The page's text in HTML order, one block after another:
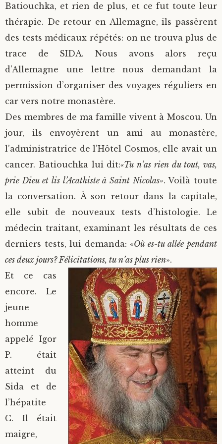
Batiouchka, et rien de plus, et ce fut toute leur
thérapie. De retour en Allemagne, ils passèrent
des tests médicaux répétés: on ne trouva plus de
trace de SIDA. Nous avons alors reçu
d’Allemagne une lettre nous demandant la
permission d’organiser des voyages réguliers en
car vers notre monastère.
Des membres de ma famille vivent à Moscou. Un
jour, ils envoyèrent un ami au monastère,
l’administratrice de l’Hôtel Cosmos, elle avait un
cancer. Batiouchka lui dit:«Tu n’as rien du tout, vas,
prie Dieu et lis l’Acathiste à Saint Nicolas». Voilà toute
la conversation. À son retour dans la capitale,
elle subit de nouveaux tests d’histologie. Le
médecin traitant, examinant les résultats de ces
derniers tests, lui demanda: «Où es-tu allée pendant
ces deux jours? Félicitations, tu n’as plus rien».
Et ce cas
encore. Le
jeune
homme
appelé Igor
P. était
atteint du
Sida et de
l’hépatite
C. Il était
maigre,